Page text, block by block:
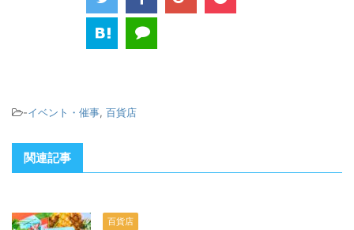
-イベント・催事, 百貨店
関連記事
百貨店